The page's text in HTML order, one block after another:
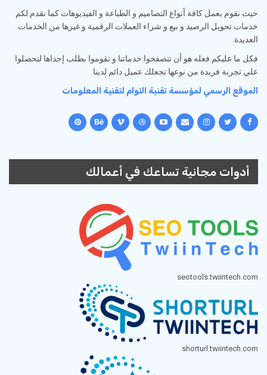
حيث نقوم بعمل كافة أنواع التصاميم و الطباعة و الفيديوهات كما نقدم لكم
خدمات تحويل الرصيد و بيع و شراء العملات الرقمية و غيرها من الخدمات
العديدة.
فكل ما عليكم فعله هو أن تتصفحوا خدماتنا و تقوموا بطلب إحداها لتحصلوا
علي تجربة فريدة من نوعها تجعلك عميل دائم لدينا.
الموقع الرسمي لمؤسسة تقنية التوام لتقنية المعلومات
أدوات مجانية تساعك في أعمالك
seotools.twiintech.com
shorturl.twiintech.com